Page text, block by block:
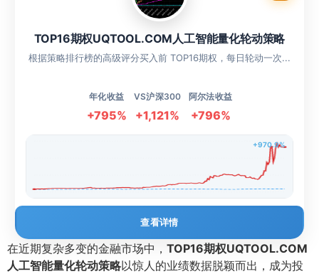
TOP16期权UQTOOL.COM人工智能量化轮动策略
根据策略排行榜的高级评分买入前 TOP16期权，每日轮动一次...
年化收益
+795%
VS沪深300
+1,121%
阿尔法收益
+796%
+970.9%
查看详情
在近期复杂多变的金融市场中， TOP16期权UQTOOL.COM
人工智能量化轮动策略以惊人的业绩数据脱颖而出，成为投